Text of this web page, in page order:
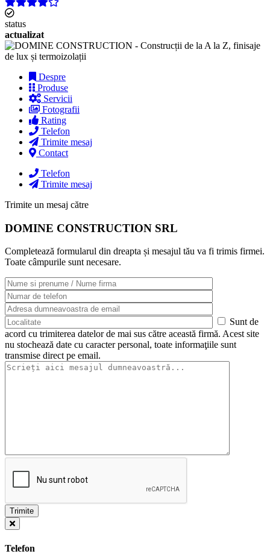
status
actualizat
Despre
Produse
Servicii
Fotografii
Rating
Telefon
Trimite mesaj
Contact
Telefon
Trimite mesaj
Trimite un mesaj către
DOMINE CONSTRUCTION SRL
Completează formularul din dreapta și mesajul tău va fi trimis firmei.
Toate câmpurile sunt necesare.
Sunt de
acord cu trimiterea datelor de mai sus către această firmă. Acest site
nu stochează date cu caracter personal, toate informaţiile sunt
transmise direct pe email.
Telefon